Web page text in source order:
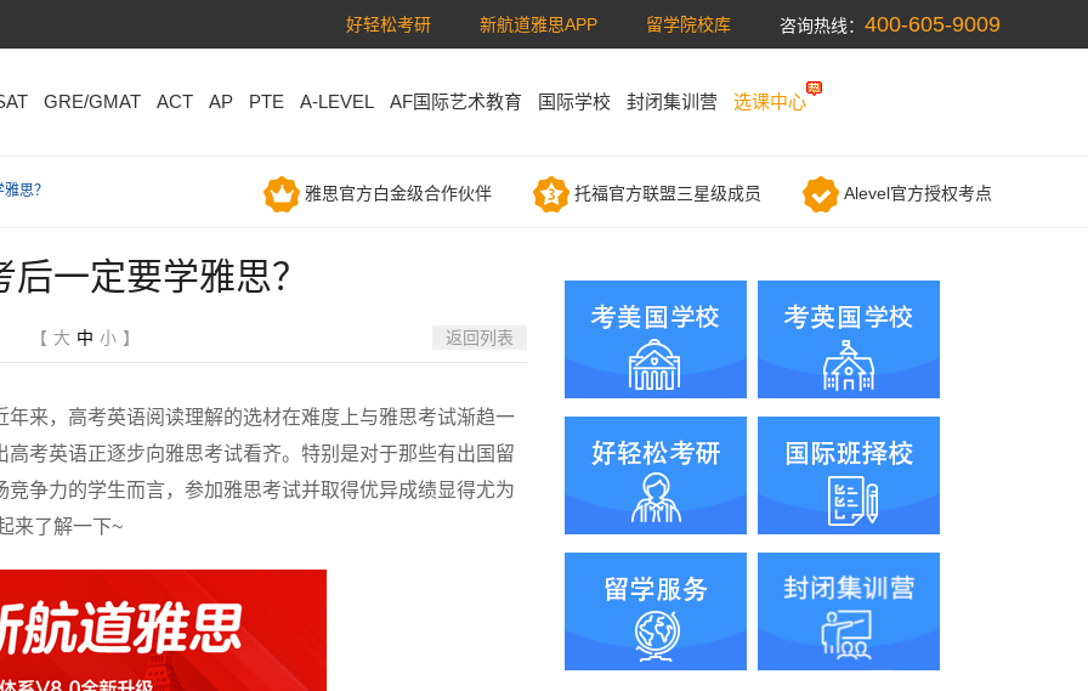
好轻松考研 新航道雅思APP 留学院校库 咨询热线： 400-605-9009
GRE/GMAT ACT AP PTE A-LEVEL AF国际艺术教育 国际学校 封闭集训营 选课中心
思？ 雅思官方白金级合作伙伴 托福官方联盟三星级成员 Alevel官方授权考点
一定要学雅思？
【 大 中 小 】 返回列表
，高考英语阅读理解的选材在难度上与雅思考试渐趋一
考英语正逐步向雅思考试看齐。特别是对于那些有出国留
争力的学生而言，参加雅思考试并取得优异成绩显得尤为
来了解一下~